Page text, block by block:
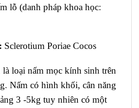
lỗ (danh pháp khoa học:
Sclerotium Poriae Cocos
loại nấm mọc kính sinh trên
Nấm có hình khối, cân năng
3 -5kg tuy nhiên có một